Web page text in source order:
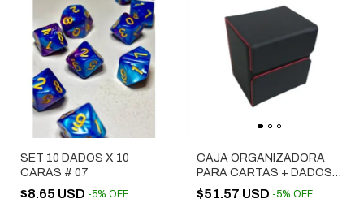
SET 10 DADOS X 10
CARAS # 07
$8.65 USD -5% OFF
CAJA ORGANIZADORA
PARA CARTAS + DADOS
COLOR NEGRO
$51.57 USD -5% OFF